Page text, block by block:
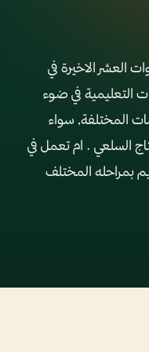
العشر الاخيرة في
التعليمية في ضوء
المختلفة, سواء
السلعي . ام تعمل في
بمراحله المختلف